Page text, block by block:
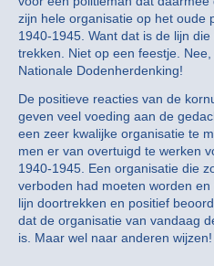
zijn hele organisatie op het oude
1940-1945. Want dat is de lijn
trekken. Niet op een feestje.
Nationale Dodenherdenking!
De positieve reacties van de
geven veel voeding aan de
een zeer kwalijke organisatie te
men er van overtuigd te werken
1940-1945. Een organisatie die
verboden had moeten worden
lijn doortrekken en positief
dat de organisatie van vandaag
is. Maar wel naar anderen